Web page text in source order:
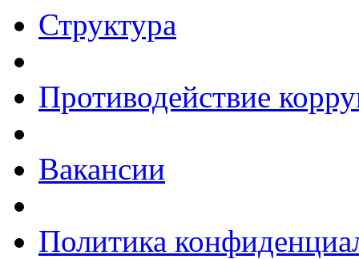
Структура
Противодействие
Вакансии
Политика